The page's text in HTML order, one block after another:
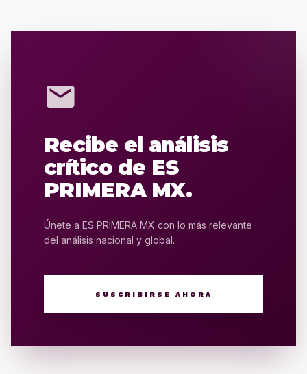
mail
Recibe el análisis
crítico de ES
PRIMERA MX.
Únete a ES PRIMERA MX con lo más relevante
del análisis nacional y global.
SUSCRIBIRSE AHORA